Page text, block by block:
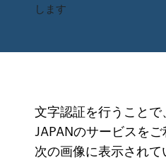
します
文字認証を行うこと
JAPANのサービスをご
次の画像に表示され